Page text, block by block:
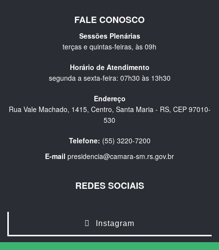
FALE CONOSCO
Sessões Plenárias
terças e quintas-feiras, às 09h
Horário de Atendimento
segunda a sexta-feira: 07h30 às 13h30
Endereço
Rua Vale Machado, 1415, Centro, Santa Maria - RS, CEP 97010-
530
Telefone: (55) 3220-7200
E-mail presidencia@camara-sm.rs.gov.br
REDES SOCIAIS
Instagram